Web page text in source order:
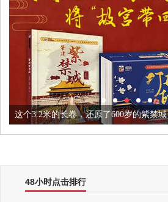
这个3.2米的长卷，还原了600岁的紫禁城
48小时点击排行